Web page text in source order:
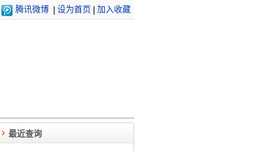
腾讯微博 设为首页 加入收藏
最近查询